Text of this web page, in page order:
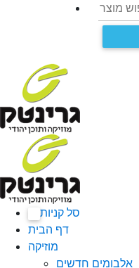
סל קניות
דף הבית
מוזיקה
אלבומים חדשים